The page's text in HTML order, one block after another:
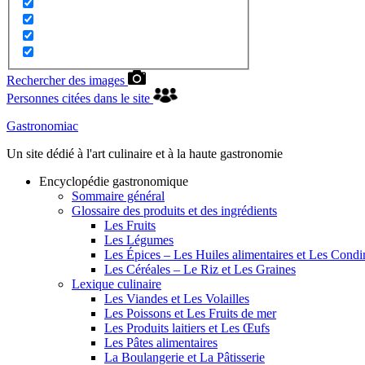
Rechercher des images
Personnes citées dans le site
Gastronomiac
Un site dédié à l'art culinaire et à la haute gastronomie
Encyclopédie gastronomique
Sommaire général
Glossaire des produits et des ingrédients
Les Fruits
Les Légumes
Les Épices – Les Huiles alimentaires et Les
Les Céréales – Le Riz et Les Graines
Lexique culinaire
Les Viandes et Les Volailles
Les Poissons et Les Fruits de mer
Les Produits laitiers et Les Œufs
Les Pâtes alimentaires
La Boulangerie et La Pâtisserie